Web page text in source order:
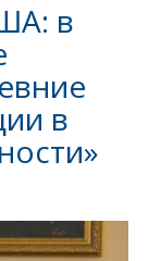
в
в